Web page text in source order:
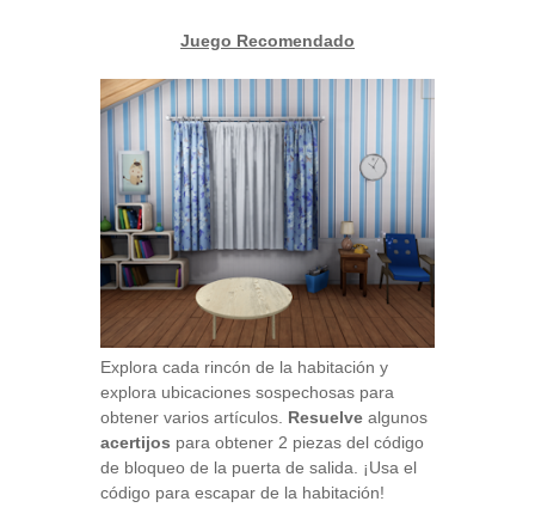
Juego Recomendado
Explora cada rincón de la habitación y
explora ubicaciones sospechosas para
obtener varios artículos. Resuelve algunos
acertijos para obtener 2 piezas del código
de bloqueo de la puerta de salida. ¡Usa el
código para escapar de la habitación!